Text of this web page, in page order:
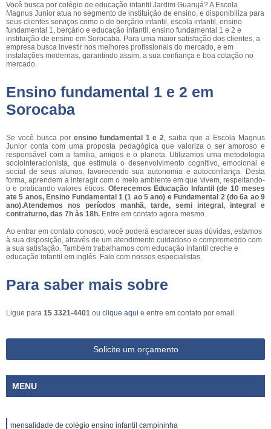
Você busca por colégio de educação infantil Jardim Guarujá? A Escola
Magnus Junior atua no segmento de instituição de ensino, e disponibiliza para
seus clientes serviços como o de berçário infantil, escola infantil, ensino
fundamental 1, berçário e educação infantil, ensino fundamental 1 e 2 e
instituição de ensino em Sorocaba. Para uma maior satisfação dos clientes, a
empresa busca investir nos melhores profissionais do mercado, e em
instalações modernas, garantindo assim, a sua confiança e boa cotação no
mercado.
Ensino fundamental 1 e 2 em
Sorocaba
Se você busca por ensino fundamental 1 e 2, saiba que a Escola Magnus
Junior conta com uma proposta pedagógica que valoriza o ser amoroso e
responsável com a família, amigos e o planeta. Utilizamos uma metodologia
sociointeracionista, que estimula o desenvolvimento cognitivo, emocional e
social de seus alunos, favorecendo sua autonomia e autoconfiança. Desta
forma, aprendem a interagir com o meio ambiente em que vivem, respeitando-
o e praticando valores éticos. Oferecemos Educação Infantil (de 10 meses
ate 5 anos, Ensino Fundamental 1 (1 ao 5 ano) e Fundamental 2 (do 6a ao 9
ano).Atendemos nos períodos manhã, tarde, semi integral, integral e
contraturno, das 7h às 18h. Entre em contato agora mesmo.
Ao entrar em contato conosco, você poderá esclarecer suas dúvidas, estamos
à sua disposição, através de um atendimento cuidadoso e comprometido com
a sua satisfação. Também trabalhamos com educação infantil creche e
educação infantil em inglês. Fale com nossos especialistas.
Para saber mais sobre
Ligue para 15 3321-4401 ou clique aqui e entre em contato por email.
Solicite um orçamento
MENU
mensalidade de colégio ensino infantil campininha